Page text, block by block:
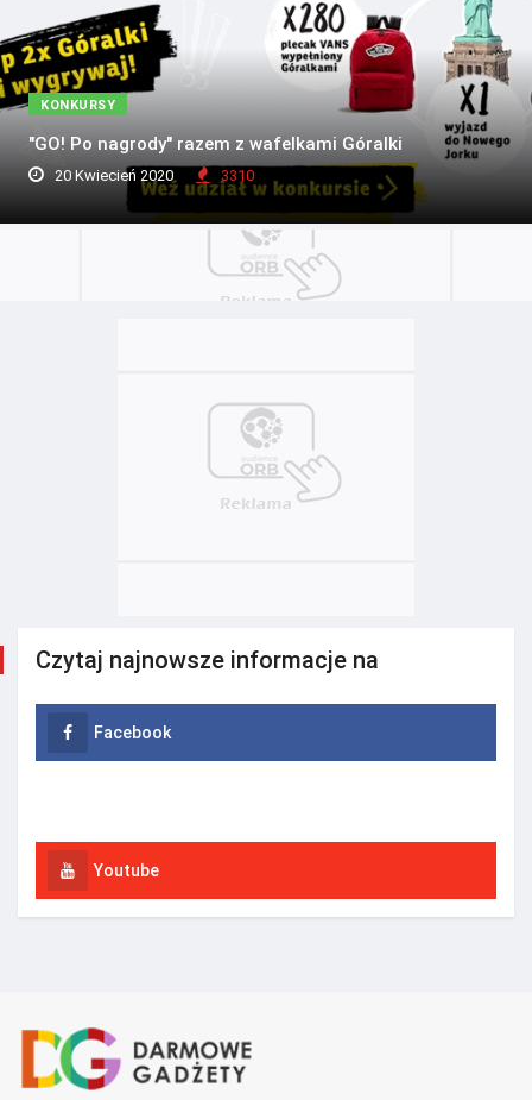
KONKURSY
"GO! Po nagrody" razem z wafelkami Góralki
20 Kwiecień 2020 3310
Czytaj najnowsze informacje na
Facebook
Youtube